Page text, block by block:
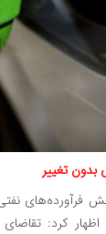
بدون تغییر
نفتی
کرد: